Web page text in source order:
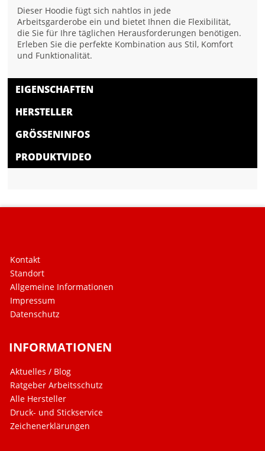
Dieser Hoodie fügt sich nahtlos in jede
Arbeitsgarderobe ein und bietet Ihnen die Flexibilität,
die Sie für Ihre täglichen Herausforderungen benötigen.
Erleben Sie die perfekte Kombination aus Stil, Komfort
und Funktionalität.
EIGENSCHAFTEN
HERSTELLER
GRÖSSENINFOS
PRODUKTVIDEO
Kontakt
Standort
Allgemeine Informationen
Impressum
Datenschutz
INFORMATIONEN
Aktuelles / Blog
Ratgeber Arbeitsschutz
Alle Hersteller
Druck- und Stickservice
Zeichenerklärungen